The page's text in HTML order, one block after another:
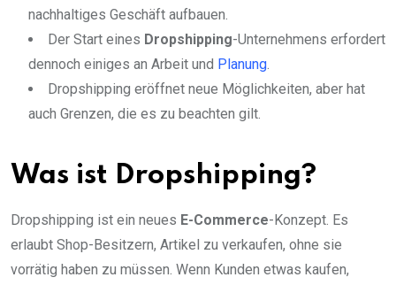
nachhaltiges Geschäft aufbauen.
Der Start eines Dropshipping-Unternehmens erfordert
dennoch einiges an Arbeit und Planung.
Dropshipping eröffnet neue Möglichkeiten, aber hat
auch Grenzen, die es zu beachten gilt.
Was ist Dropshipping?
Dropshipping ist ein neues E-Commerce-Konzept. Es
erlaubt Shop-Besitzern, Artikel zu verkaufen, ohne sie
vorrätig haben zu müssen. Wenn Kunden etwas kaufen,